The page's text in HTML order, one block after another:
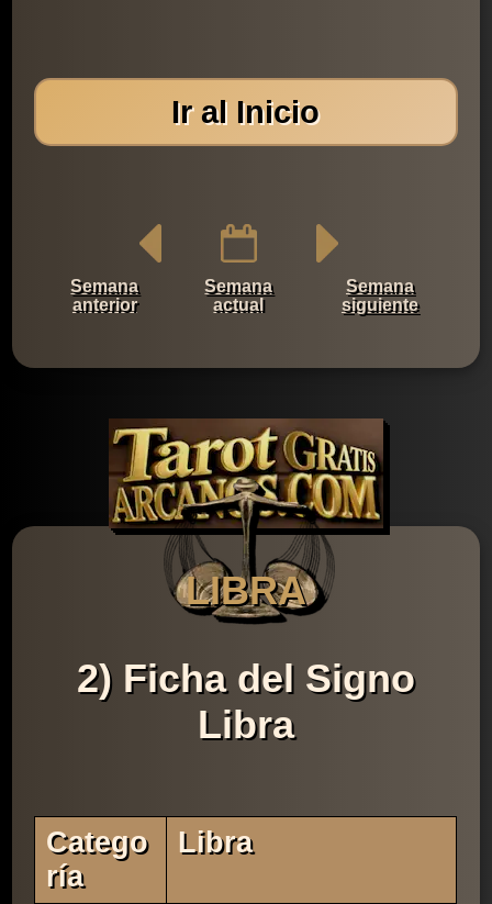
Ir al Inicio
Semana
anterior
Semana
actual
Semana
siguiente
LIBRA
2) Ficha del Signo
Libra
Catego
Ría
Libra